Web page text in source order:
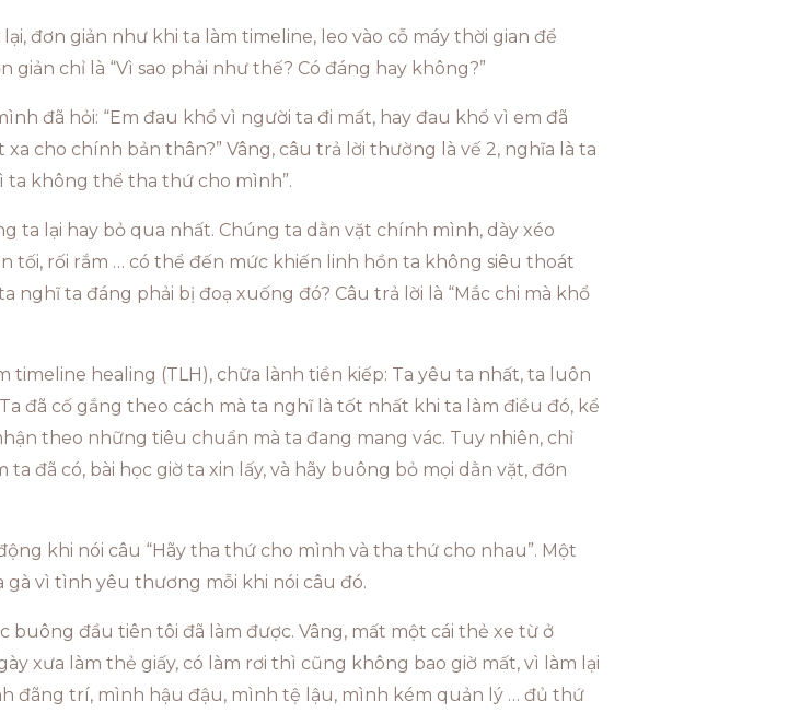
đơn giản như khi ta làm timeline, leo vào cỗ máy thời gian để
chỉ là “Vì sao phải như thế? Có đáng hay không?”
đã hỏi: “Em đau khổ vì người ta đi mất, hay đau khổ vì em đã
cho chính bản thân?” Vâng, câu trả lời thường là vế 2, nghĩa là ta
ta không thể tha thứ cho mình”.
ta lại hay bỏ qua nhất. Chúng ta dằn vặt chính mình, dày xéo
rối rắm … có thể đến mức khiến linh hồn ta không siêu thoát
nghĩ ta đáng phải bị đoạ xuống đó? Câu trả lời là “Mắc chi mà khổ
timeline healing (TLH), chữa lành tiền kiếp: Ta yêu ta nhất, ta luôn
đã cố gắng theo cách mà ta nghĩ là tốt nhất khi ta làm điều đó, kể
theo những tiêu chuẩn mà ta đang mang vác. Tuy nhiên, chỉ
đã có, bài học giờ ta xin lấy, và hãy buông bỏ mọi dằn vặt, đớn
khi nói câu “Hãy tha thứ cho mình và tha thứ cho nhau”. Một
gà vì tình yêu thương mỗi khi nói câu đó.
buông đầu tiên tôi đã làm được. Vâng, mất một cái thẻ xe từ ở
xưa làm thẻ giấy, có làm rơi thì cũng không bao giờ mất, vì làm lại
đãng trí, mình hậu đậu, mình tệ lậu, mình kém quản lý … đủ thứ